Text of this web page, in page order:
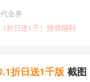
金券
折日送1千）游戏福利
内每天登录免费领1千代
折日送1千版 截图